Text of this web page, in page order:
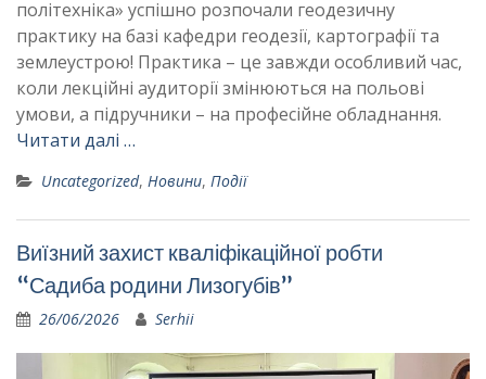
політехніка» успішно розпочали геодезичну
практику на базі кафедри геодезії, картографії та
землеустрою! Практика – це завжди особливий час,
коли лекційні аудиторії змінюються на польові
умови, а підручники – на професійне обладнання.
Читати далі …
Uncategorized, Новини, Події
Виїзний захист кваліфікаційної робти
“Садиба родини Лизогубів”
26/06/2026 Serhii